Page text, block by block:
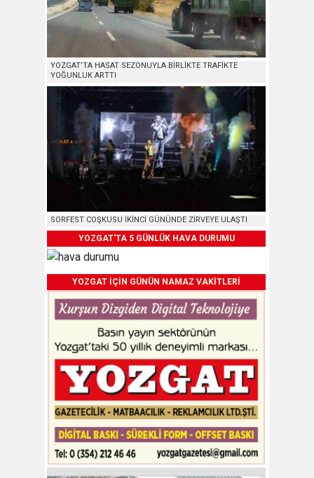
YOZGAT’TA HASAT SEZONUYLA BİRLİKTE TRAFİKTE
YOĞUNLUK ARTTI
SORFEST COŞKUSU İKİNCİ GÜNÜNDE ZİRVEYE ULAŞTI
YOZGAT'TA 5 GÜNLÜK HAVA DURUMU
YOZGAT İÇİN GÜNÜN NAMAZ VAKİTLERİ